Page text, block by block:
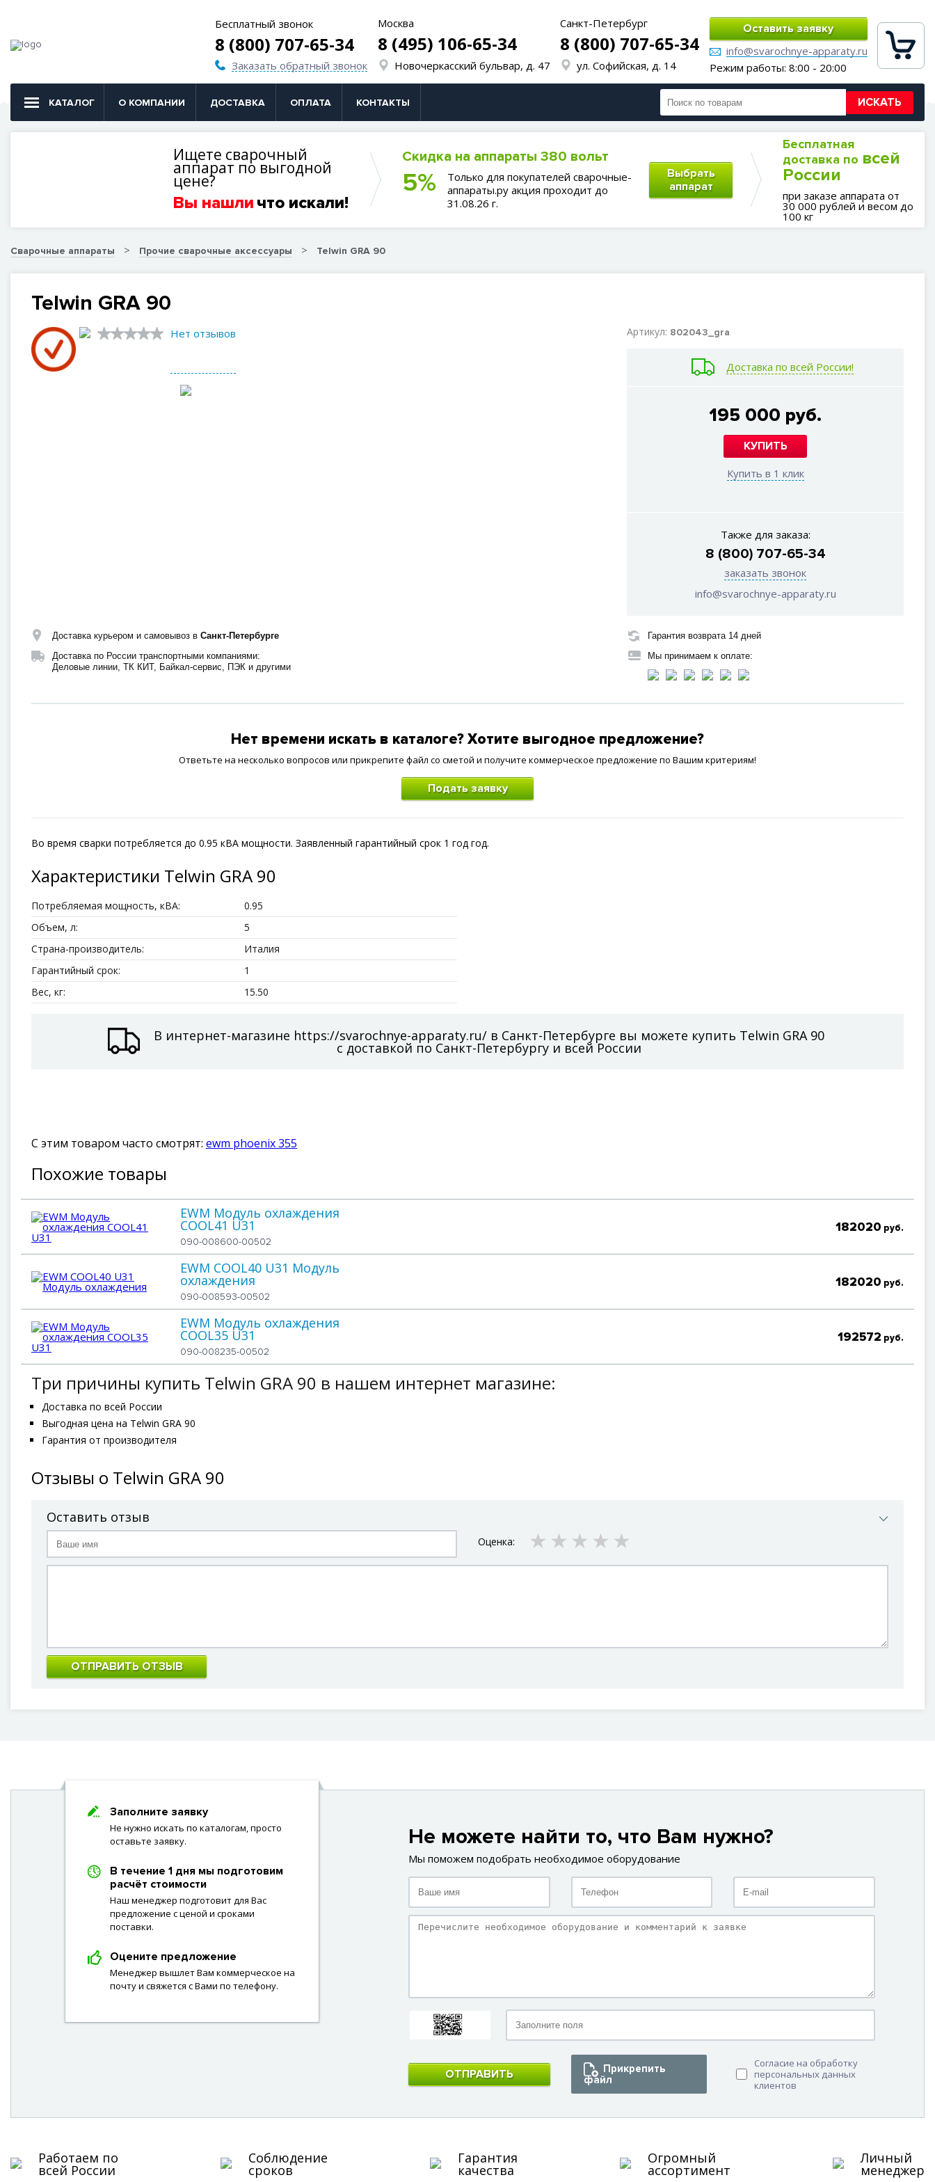
Бесплатный звонок
8 (800) 707-65-34
Заказать обратный звонок
Москва
8 (495) 106-65-34
Новочеркасский бульвар, д. 47
Санкт-Петербург
8 (800) 707-65-34
ул. Софийская, д. 14
Оставить заявку
info@svarochnye-apparaty.ru
Режим работы: 8:00 - 20:00
КАТАЛОГ О КОМПАНИИ ДОСТАВКА ОПЛАТА КОНТАКТЫ ИСКАТЬ
Ищете сварочный
аппарат по выгодной
цене?
Вы нашли что искали!
Скидка на аппараты 380 вольт
5%
Только для покупателей сварочные-
аппараты.ру акция проходит до
31.08.26 г.
Выбрать
аппарат
Бесплатная
доставка по всей
России
при заказе аппарата от
30 000 рублей и весом до
100 кг
Сварочные аппараты Прочие сварочные аксессуары Telwin GRA 90
Telwin GRA 90
Нет отзывов Артикул: 802043_gra
Доставка по всей России!
195 000 руб.
КУПИТЬ
Купить в 1 клик
Также для заказа:
8 (800) 707-65-34
заказать звонок
info@svarochnye-apparaty.ru
Доставка курьером и самовывоз в Санкт-Петербурге
Доставка по России транспортными компаниями:
Деловые линии, ТК КИТ, Байкал-сервис, ПЭК и другими
Гарантия возврата 14 дней
Мы принимаем к оплате:
Нет времени искать в каталоге? Хотите выгодное предложение?
Ответьте на несколько вопросов или прикрепите файл со сметой и получите коммерческое предложение по Вашим критериям!
Подать заявку
Во время сварки потребляется до 0.95 кВА мощности. Заявленный гарантийный срок 1 год год.
Характеристики Telwin GRA 90
Потребляемая мощность, кВА:
0.95
Объем, л:
5
Страна-производитель:
Италия
Гарантийный срок:
1
Вес, кг:
15.50
В интернет-магазине https://svarochnye-apparaty.ru/ в Санкт-Петербурге вы можете купить Telwin GRA 90
с доставкой по Санкт-Петербургу и всей России
С этим товаром часто смотрят: ewm phoenix 355
Похожие товары
EWM Модуль охлаждения
COOL41 U31
090-008600-00502
182020 руб.
EWM COOL40 U31 Модуль
охлаждения
090-008593-00502
182020 руб.
EWM Модуль охлаждения
COOL35 U31
090-008235-00502
192572 руб.
Три причины купить Telwin GRA 90 в нашем интернет магазине:
Доставка по всей России
Выгодная цена на Telwin GRA 90
Гарантия от производителя
Отзывы о Telwin GRA 90
Оставить отзыв
Оценка: 4 stars
3 stars
2 stars
1 star
ОТПРАВИТЬ ОТЗЫВ
Заполните заявку
Не нужно искать по каталогам, просто
оставьте заявку.
В течение 1 дня мы подготовим
расчёт стоимости
Наш менеджер подготовит для Вас
предложение с ценой и сроками
поставки.
Оцените предложение
Менеджер вышлет Вам коммерческое на
почту и свяжется с Вами по телефону.
Не можете найти то, что Вам нужно?
Мы поможем подобрать необходимое оборудование
ОТПРАВИТЬ
Прикрепить
файл
Согласие на обработку
персональных данных
клиентов
Работаем по
всей России
Соблюдение
сроков
Гарантия
качества
Огромный
ассортимент
Личный
менеджер